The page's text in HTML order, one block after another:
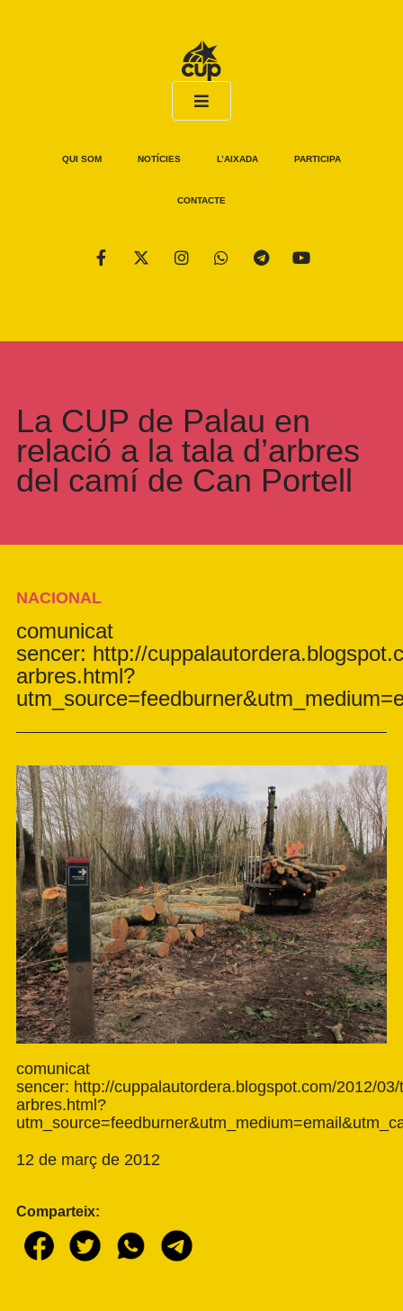
QUI SOM NOTÍCIES L’AIXADA PARTICIPA
CONTACTE
La CUP de Palau en
relació a la tala d’arbres
del camí de Can Portell
NACIONAL
comunicat
sencer: http://
arbres.html?
comunicat
sencer: http://cuppalautordera.blogspot.com/2012/
arbres.html?
12 de març de 2012
Comparteix: